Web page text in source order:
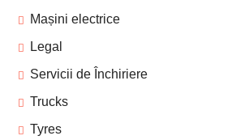
Mașini electrice
Legal
Servicii de Închiriere
Trucks
Tyres